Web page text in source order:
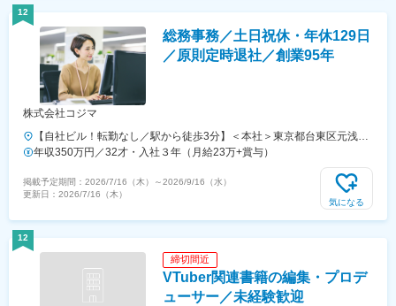
木県、群馬県＼下記、支社エリアに関しても募集しております／《プロ
ジェクト先》大阪府、兵庫県、京都府
12
総務事務／土日祝休・年休129日
／原則定時退社／創業95年
株式会社コジマ
【自社ビル！転勤なし／駅から徒歩3分】＜本社＞東京都台東区元浅草
3-4-1＜アクセス＞■つくばエクスプレス・都営大江戸線「新御徒町駅」
より徒歩3分■都営大江戸線「蔵前駅」より徒歩8分■東京メトロ銀座線
「田原町」より徒歩9分※受動喫煙対策：屋内禁煙（屋外喫煙可能場所
あり）
年収350万円／32才・入社３年（月給23万+賞与）
掲載予定期間： 2026/7/16（木） ～2026/9/16（水）
更新日： 2026/7/16（木）
気になる
12
締切間近
VTuber関連書籍の編集・プロデ
ューサー／未経験歓迎